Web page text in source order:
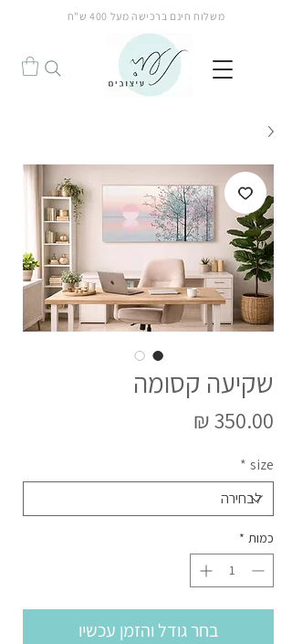
משלוח חינם ברכישה מעל 400 ש"ח
שקיעה קסומה
size
*
כמות *
בחר גודל והזמן עכשיו